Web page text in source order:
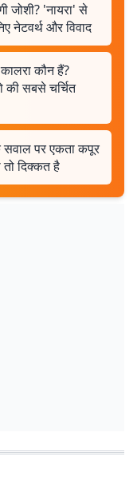
जोशी? 'नायरा' से
नेटवर्थ और विवाद
कौन हैं?
सबसे चर्चित
सवाल पर एकता कपूर
तो दिक्कत है